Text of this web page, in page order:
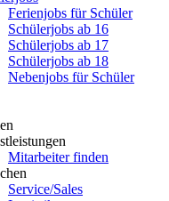
Ferienjobs für Schüler
Schülerjobs ab 16
Schülerjobs ab 17
Schülerjobs ab 18
Nebenjobs für Schüler
Mitarbeiter finden
Service/Sales